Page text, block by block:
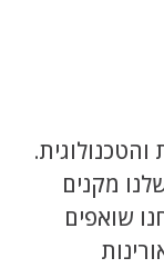
מקנים
שואפים